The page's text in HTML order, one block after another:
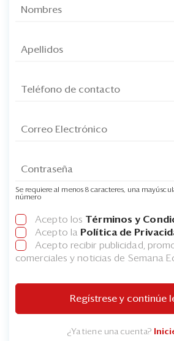
Se requiere al menos 8 caracteres, una
número
Acepto los Términos y
Acepto la Política de
Acepto recibir publicidad,
comerciales y noticias de Semana
Regístrese y continúe
¿Ya tiene una cuenta?